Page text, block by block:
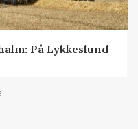
På Lykkeslund